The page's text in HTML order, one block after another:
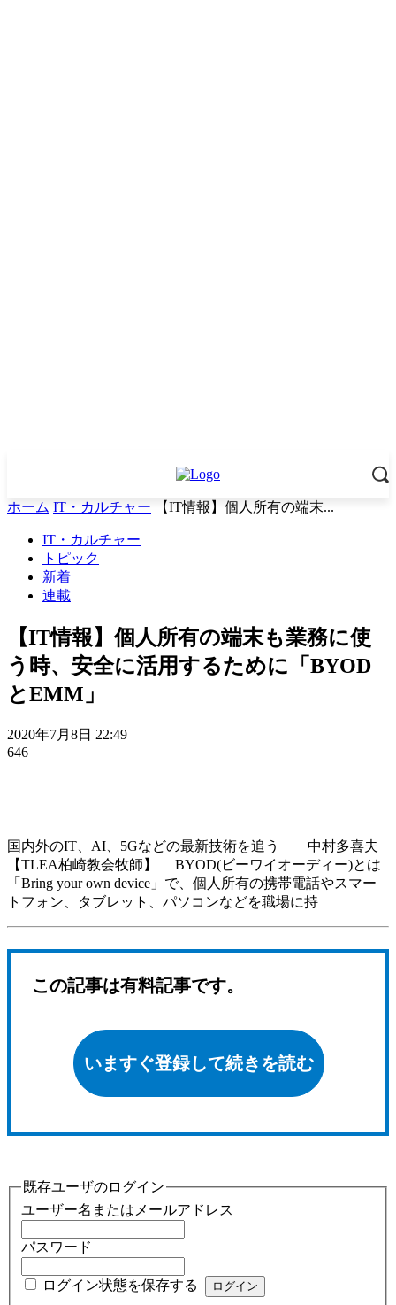
ホーム IT・カルチャー 【IT情報】個人所有の端末...
IT・カルチャー
トピック
新着
連載
【IT情報】個人所有の端末も業務に使
う時、安全に活用するために「BYOD
とEMM」
2020年7月8日 22:49
646
国内外のIT、AI、5Gなどの最新技術を追う 中村多喜夫
【TLEA柏崎教会牧師】 BYOD(ビーワイオーディー)とは
「Bring your own device」で、個人所有の携帯電話やスマー
トフォン、タブレット、パソコンなどを職場に持
この記事は有料記事です。
いますぐ登録して続きを読む
既存ユーザのログイン
ユーザー名またはメールアドレス
パスワード
ログイン状態を保存する